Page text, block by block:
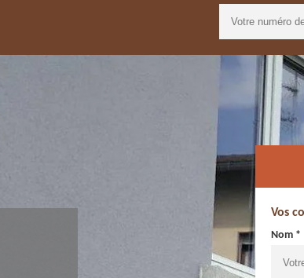
Vos
Nom *